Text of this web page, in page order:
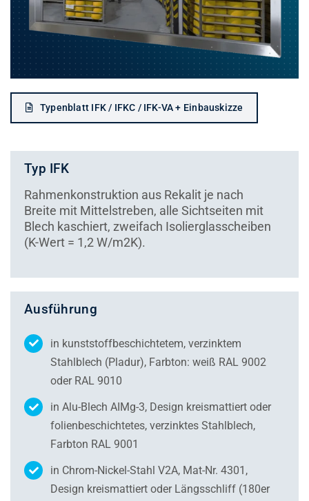
Typenblatt IFK / IFKC / IFK-VA + Einbauskizze
Typ IFK
Rahmenkonstruktion aus Rekalit je nach
Breite mit Mittelstreben, alle Sichtseiten mit
Blech kaschiert, zweifach Isolierglasscheiben
(K-Wert = 1,2 W/m2K).
Ausführung
in kunststoffbeschichtetem, verzinktem
Stahlblech (Pladur), Farbton: weiß RAL 9002
oder RAL 9010
in Alu-Blech AIMg-3, Design kreismattiert oder
folienbeschichtetes, verzinktes Stahlblech,
Farbton RAL 9001
in Chrom-Nickel-Stahl V2A, Mat-Nr. 4301,
Design kreismattiert oder Längsschliff (180er